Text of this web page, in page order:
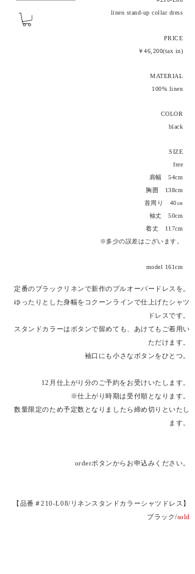
linen stand-up collardress
PRICE
￥46,200(tax in)
MATERIAL
100% linen
COLOR
black
SIZE
free
肩幅 54cm
胸囲 138cm
​首周り 40㎝
袖丈 50cm
着丈 117cm
​※多少の誤差はございます。
model 161cm
定番のブラックリネンで新作のプルオーバードレスを。​
​ゆったりとした身幅をコクーンラインで仕上げたシャツ
ドレスです。
​スタンドカラーはボタンで留めても、あけてもご着用い
ただけます。
袖口にも小さなボタンをひとつ。
12月仕上がり分のご予約をお受けいたします。
※仕上がり時期は受付順となります。
数量限定のため予定数となりましたら締め切りといたし
ます。
orderボタンからお申込みください。
【品番＃210-L08/リネンスタンドカラーシャツドレス】
ブラック/sold